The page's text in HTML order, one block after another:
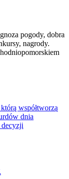
pogody, dobra
nagrody.
współtworzą
dnia
decyzji